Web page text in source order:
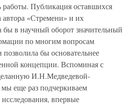
работы. Публикация оставшихся
автора «Стремени» и их
бы в научный оборот значительный
по многим вопросам
позволила бы основательнее
концепции. Вспоминая с
И.Н.Медведевой-
еще раз подчеркиваем
впервые